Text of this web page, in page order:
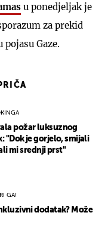
u ponedjeljak je
za prekid
Gaze.
požar luksuznog
"Dok je gorjelo, smijali
mi srednji prst"
GA!
dodatak? Može